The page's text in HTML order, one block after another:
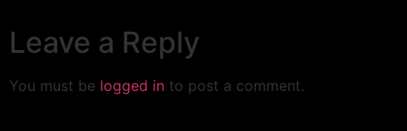
Leave a Reply
You must be logged in to post a comment.